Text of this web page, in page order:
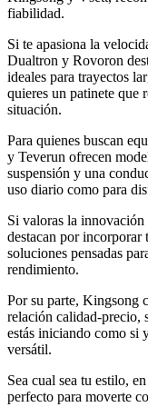
fiabilidad.
Si te apasiona la
Dualtron y Rovoron
ideales para trayectos
quieres un patinete que
situación.
Para quienes buscan
y Teverun ofrecen
suspensión y una
uso diario como para
Si valoras la
destacan por incorporar
soluciones pensadas
rendimiento.
Por su parte, Kingsong
relación calidad-precio,
estás iniciando como si
versátil.
Sea cual sea tu estilo,
perfecto para moverte